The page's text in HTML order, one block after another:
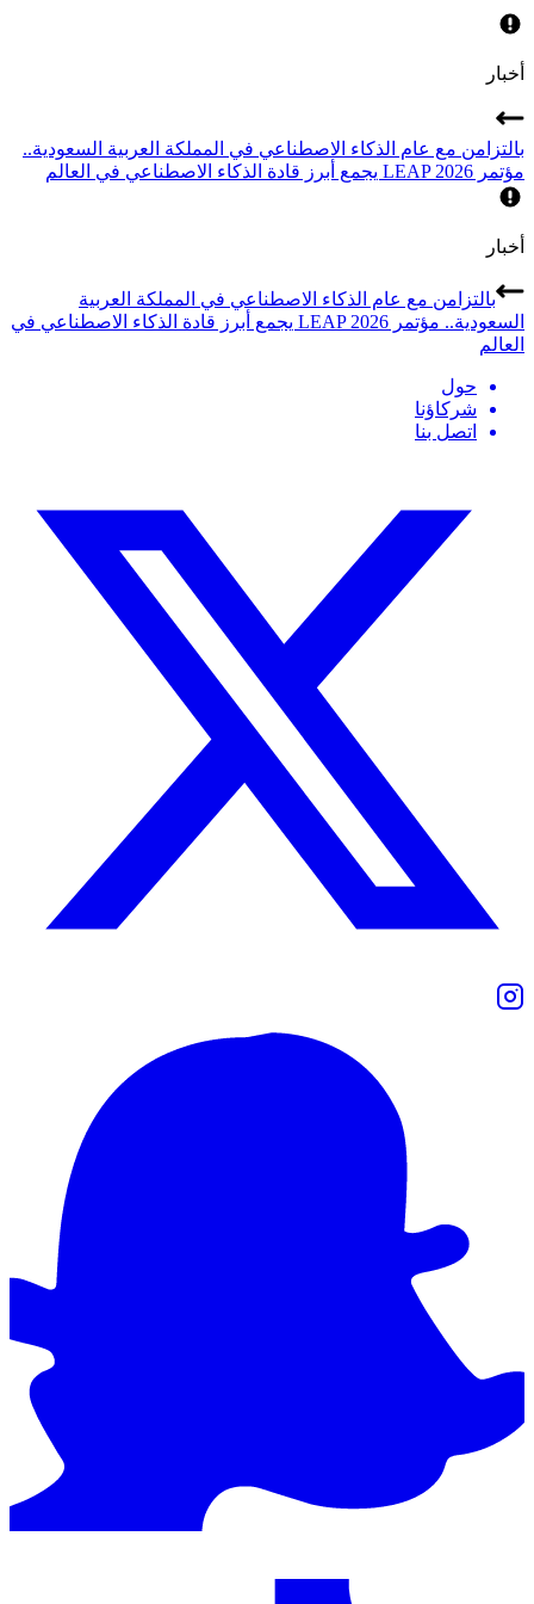
أخبار
بالتزامن مع عام الذكاء الاصطناعي في المملكة العربية السعودية..
مؤتمر LEAP 2026 يجمع أبرز قادة الذكاء الاصطناعي في العالم
أخبار
بالتزامن مع عام الذكاء الاصطناعي في المملكة العربية
السعودية.. مؤتمر LEAP 2026 يجمع أبرز قادة الذكاء الاصطناعي في
العالم
حول
شركاؤنا
اتصل بنا